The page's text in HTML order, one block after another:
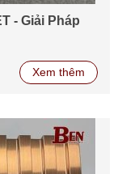
- Giải Pháp
Xem thêm